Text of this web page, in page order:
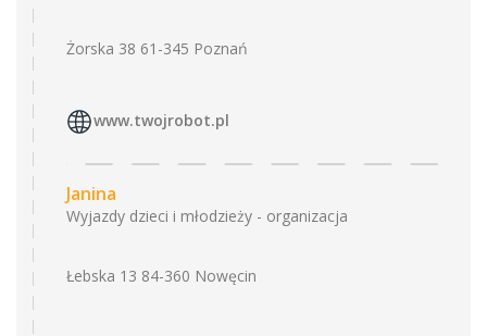
Żorska 38 61-345 Poznań
www.twojrobot.pl
Janina
Wyjazdy dzieci i młodzieży - organizacja
Łebska 13 84-360 Nowęcin